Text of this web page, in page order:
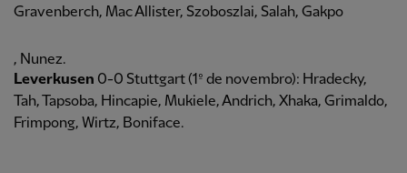
Gravenberch, Mac Allister, Szoboszlai, Salah, Gakpo
, Nunez.
Leverkusen 0-0 Stuttgart (1º de novembro): Hradecky,
Tah, Tapsoba, Hincapie, Mukiele, Andrich, Xhaka, Grimaldo,
Frimpong, Wirtz, Boniface.